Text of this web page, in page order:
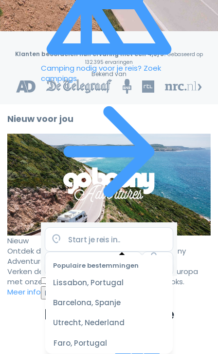
Camping nodig voor je reis? Zoek
campings
Populaire bestemmingen
Lissabon, Portugal
Barcelona, Spanje
Utrecht, Nederland
Faro, Portugal
Selecteer
datum
voor de
beste
prijzen
Klanten beoordelen hun ervaring met een 4,9/5! Gebaseerd op
132.395 ervaringen
Bekend van
Nieuw voor jou
Nieuw
Ontdek de mooiste camperroutes met Goboony
Adventures
Verken de mooiste camperbestemmingen in Europa
met onze zorgvuldig samengestelde roadbooks.
Meer informatie
Ervaar de ultieme
campervakantie